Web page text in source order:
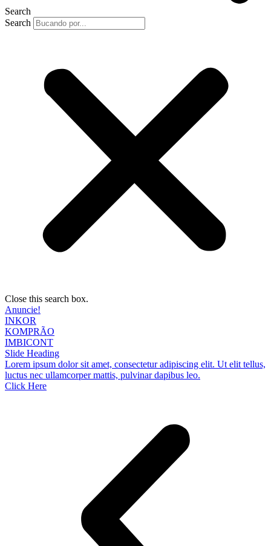
Search
Search
Close this search box.
Anuncie!
INKOR
KOMPRÃO
IMBICONT
Slide Heading
Lorem ipsum dolor sit amet, consectetur adipiscing elit. Ut elit tellus,
luctus nec ullamcorper mattis, pulvinar dapibus leo.
Click Here